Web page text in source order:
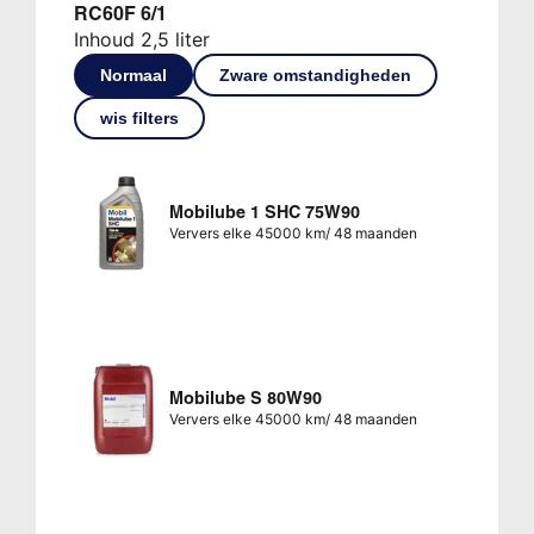
RC60F 6/1
Inhoud 2,5 liter
Normaal Zware omstandigheden
wis filters
Mobilube 1 SHC 75W90
Ververs elke 45000 km/ 48 maanden
Mobilube S 80W90
Ververs elke 45000 km/ 48 maanden